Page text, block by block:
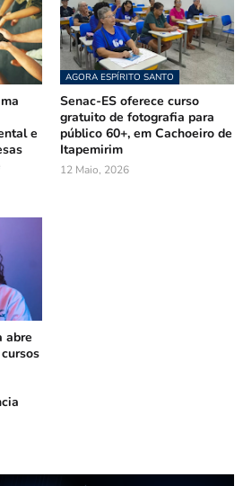
e
AGORA ESPÍRITO SANTO
Senac-ES oferece curso
gratuito de fotografia para
público 60+, em Cachoeiro de
Itapemirim
12 Maio, 2026
abre